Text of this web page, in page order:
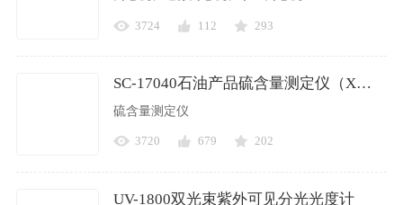
3724 112 293
SC-17040石油产品硫含量测定仪（X射线荧光光谱法）
硫含量测定仪
3720 679 202
UV-1800双光束紫外可见分光光度计